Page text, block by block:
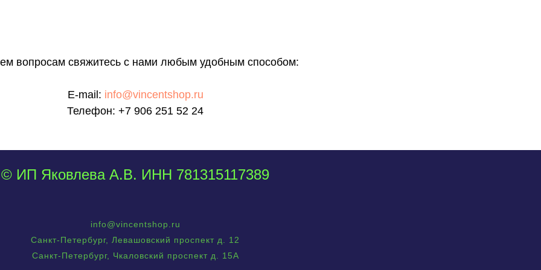
вопросам свяжитесь с нами любым удобным способом:
E-mail: info@vincentshop.ru
Телефон: +7 906 251 52 24
© ИП Яковлева А.В. ИНН 781315117389
info@vincentshop.ru
Санкт-Петербург, Левашовский проспект д. 12
Санкт-Петербург, Чкаловский проспект д. 15А